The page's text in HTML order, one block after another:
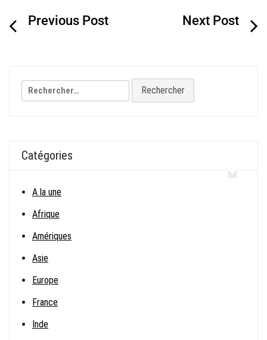
Navigation
Rechercher :
Catégories
A la une
Afrique
Amériques
Asie
Europe
France
Inde